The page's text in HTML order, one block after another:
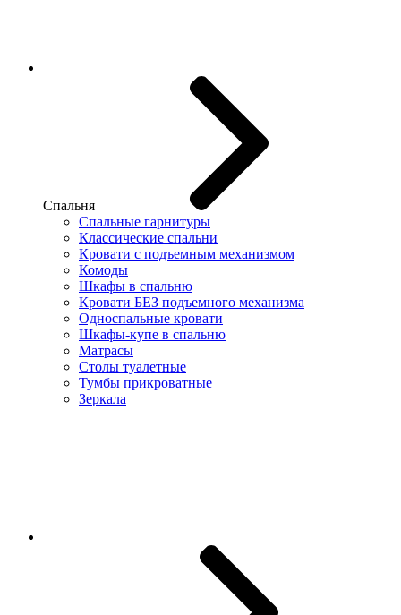
Спальня
Спальные гарнитуры
Классические спальни
Кровати с подъемным механизмом
Комоды
Шкафы в спальню
Кровати БЕЗ подъемного механизма
Односпальные кровати
Шкафы-купе в спальню
Матрасы
Столы туалетные
Тумбы прикроватные
Зеркала